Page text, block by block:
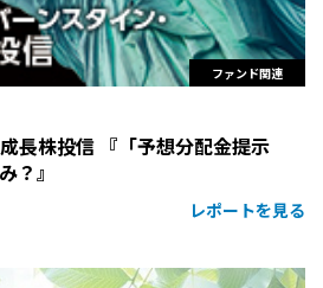
ファンド関連
長株投信 『「予想分配金提示
？』
レポートを見る